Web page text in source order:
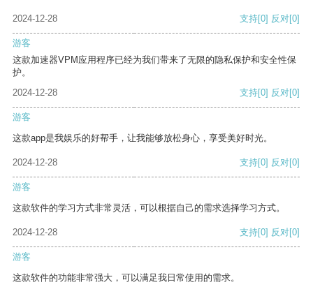
2024-12-28 支持[0] 反对[0]
游客
这款加速器VPM应用程序已经为我们带来了无限的隐私保护和安全性保
护。
2024-12-28
支持[0] 反对[0]
游客
这款app是我娱乐的好帮手，让我能够放松身心，享受美好时光。
2024-12-28 支持[0] 反对[0]
游客
这款软件的学习方式非常灵活，可以根据自己的需求选择学习方式。
2024-12-28 支持[0] 反对[0]
游客
这款软件的功能非常强大，可以满足我日常使用的需求。